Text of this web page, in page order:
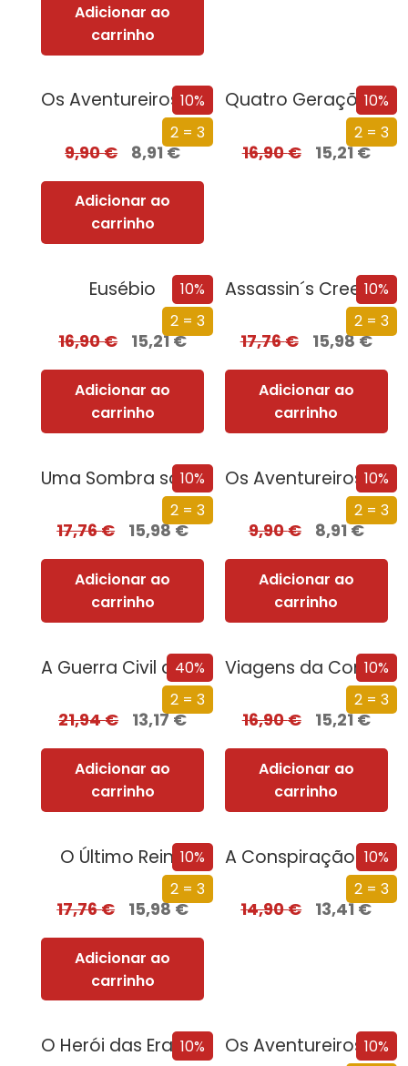
Adicionar ao
carrinho
10%
2 = 3
Os Aventureiros – O Enigma da Lagoa
9,90€ 8,91€
Adicionar ao
carrinho
10%
2 = 3
Quatro Gerações à Mesa
16,90€ 15,21€
10%
2 = 3
Eusébio
16,90€ 15,21€
Adicionar ao
carrinho
10%
2 = 3
Assassin´s Creed – Submundo
17,76€ 15,98€
Adicionar ao
carrinho
10%
2 = 3
Uma Sombra sobre Florença
17,76€ 15,98€
Adicionar ao
carrinho
10%
2 = 3
Os Aventureiros – No Rio Subterrâneo
9,90€ 8,91€
Adicionar ao
carrinho
40%
2 = 3
A Guerra Civil de Espanha
21,94€ 13,17€
Adicionar ao
carrinho
10%
2 = 3
Viagens da Comida Saudável
16,90€ 15,21€
Adicionar ao
carrinho
10%
2 = 3
O Último Reino
17,76€ 15,98€
Adicionar ao
carrinho
10%
2 = 3
A Conspiração de Papel
14,90€ 13,41€
10%
O Herói das Eras – Parte II
10%
Os Aventureiros – Na Gruta do Tesouro